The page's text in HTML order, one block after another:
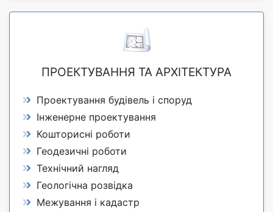
ПРОЕКТУВАННЯ ТА АРХІТЕКТУРА
Проектування будівель і споруд
Інженерне проектування
Кошторисні роботи
Геодезичні роботи
Технічний нагляд
Геологічна розвідка
Межування і кадастр